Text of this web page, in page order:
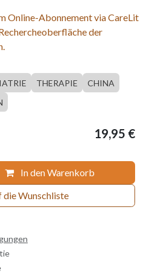
Online-Abonnement via CareLit
der
THERAPIE
CHINA
In den Warenkorb
die Wunschliste
19,95 €